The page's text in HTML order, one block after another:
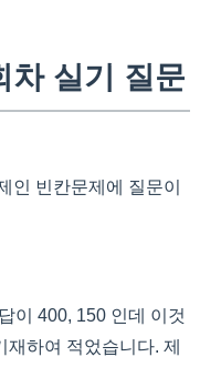
차 실기 질문
인 빈칸문제에 질문이
400, 150 인데 이것
하여 적었습니다. 제